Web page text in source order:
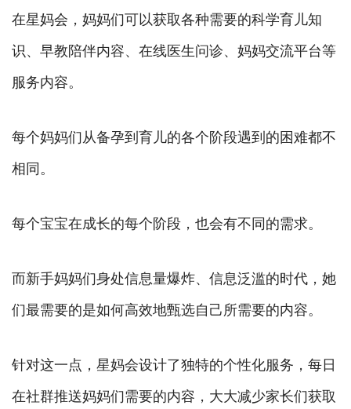
在星妈会，妈妈们可以获取各种需要的科学育儿知
识、早教陪伴内容、在线医生问诊、妈妈交流平台等
服务内容。
每个妈妈们从备孕到育儿的各个阶段遇到的困难都不
相同。
每个宝宝在成长的每个阶段，也会有不同的需求。
而新手妈妈们身处信息量爆炸、信息泛滥的时代，她
们最需要的是如何高效地甄选自己所需要的内容。
针对这一点，星妈会设计了独特的个性化服务，每日
在社群推送妈妈们需要的内容，大大减少家长们获取